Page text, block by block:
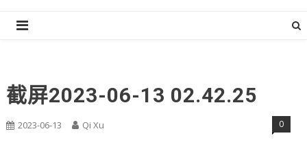
截屏2023-06-13 02.42.25
2023-06-13 Qi Xu 0